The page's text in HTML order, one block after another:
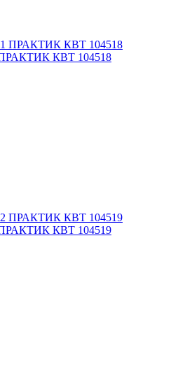
КВТ 104518
КВТ 104519